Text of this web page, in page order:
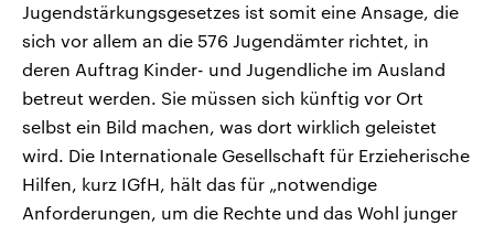
Jugendstärkungsgesetzes ist somit eine Ansage, die
sich vor allem an die 576 Jugendämter richtet, in
deren Auftrag Kinder- und Jugendliche im Ausland
betreut werden. Sie müssen sich künftig vor Ort
selbst ein Bild machen, was dort wirklich geleistet
wird. Die Internationale Gesellschaft für Erzieherische
Hilfen, kurz IGfH, hält das für „notwendige
Anforderungen, um die Rechte und das Wohl junger